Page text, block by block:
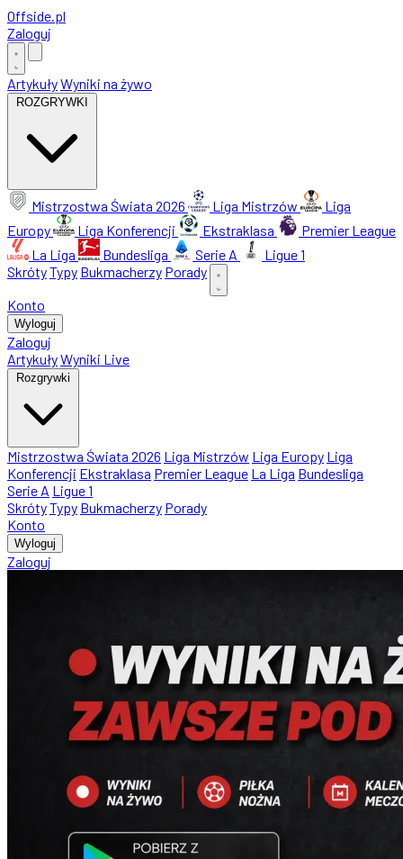
Offside.pl
Zaloguj
ArtykułyWyniki na żywo
ROZGRYWKI
Mistrzostwa Świata 2026 Liga Mistrzów
Liga
Europy
Liga Konferencji Ekstraklasa
Premier League
La Liga
Bundesliga Serie A
Ligue 1
SkrótyTypy Bukmacherzy Porady
Konto
Wyloguj
Zaloguj
ArtykułyWyniki Live
Rozgrywki
Mistrzostwa Świata 2026 Liga Mistrzów Liga Europy Liga
Konferencji Ekstraklasa Premier League La Liga Bundesliga
Serie A Ligue 1
SkrótyTypy Bukmacherzy Porady
Konto
Wyloguj
Zaloguj